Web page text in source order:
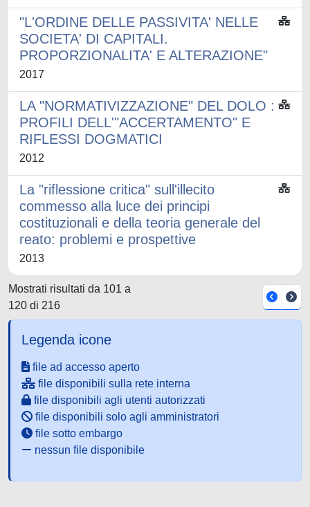
"L'ORDINE DELLE PASSIVITA' NELLE
SOCIETA' DI CAPITALI.
PROPORZIONALITA' E ALTERAZIONE"
2017
LA "NORMATIVIZZAZIONE" DEL DOLO :
PROFILI DELL'"ACCERTAMENTO" E
RIFLESSI DOGMATICI
2012
La "riflessione critica" sull'illecito
commesso alla luce dei principi
costituzionali e della teoria generale del
reato: problemi e prospettive
2013
Mostrati risultati da 101 a
120 di 216
Legenda icone
file ad accesso aperto
file disponibili sulla rete interna
file disponibili agli utenti autorizzati
file disponibili solo agli amministratori
file sotto embargo
nessun file disponibile